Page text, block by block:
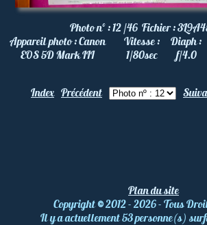
Photo nº :12 /46 Fichier :
Appareil photo :Canon
EOS 5D Mark III
Vitesse :
1/80sec
Diaph :
f/4.0
Index Précédent
Plan du site
Copyright©2012 - 2026 - Tous
Il y a actuellement 53 personne(s)